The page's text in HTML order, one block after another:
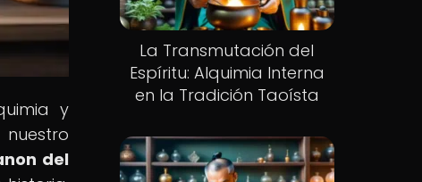
y
del
La Transmutación del
Espíritu: Alquimia Interna
en la Tradición Taoísta